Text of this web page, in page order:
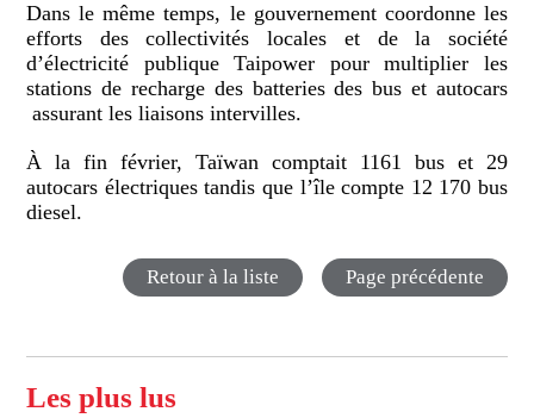
Dans le même temps, le gouvernement coordonne les
efforts des collectivités locales et de la société
d’électricité publique Taipower pour multiplier les
stations de recharge des batteries des bus et autocars
assurant les liaisons intervilles.
À la fin février, Taïwan comptait 1161 bus et 29
autocars électriques tandis que l’île compte 12 170 bus
diesel.
Retour à la liste Page précédente
Les plus lus